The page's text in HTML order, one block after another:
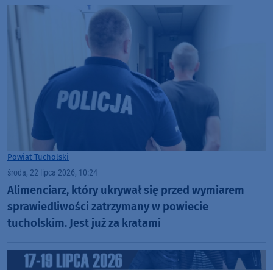
Powiat Tucholski
środa, 22 lipca 2026, 10:24
Alimenciarz, który ukrywał się przed wymiarem
sprawiedliwości zatrzymany w powiecie
tucholskim. Jest już za kratami